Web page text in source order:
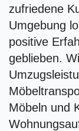
zufriedene
Umgebung
positive
geblieben.
Möbeln und